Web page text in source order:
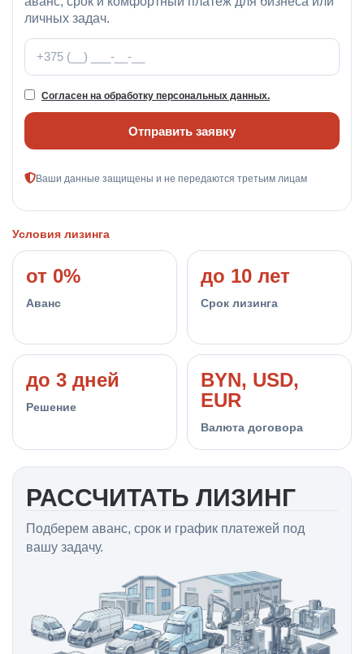
личных задач.
Телефон
Согласен на обработку персональных данных.
Отправить заявку
Ваши данные защищены и не передаются третьим лицам
Условия лизинга
от 0%
Аванс
до 10 лет
Срок лизинга
до 3 дней
Решение
BYN, USD,
EUR
Валюта договора
РАССЧИТАТЬ ЛИЗИНГ
Подберем аванс, срок и график платежей под
вашу задачу.